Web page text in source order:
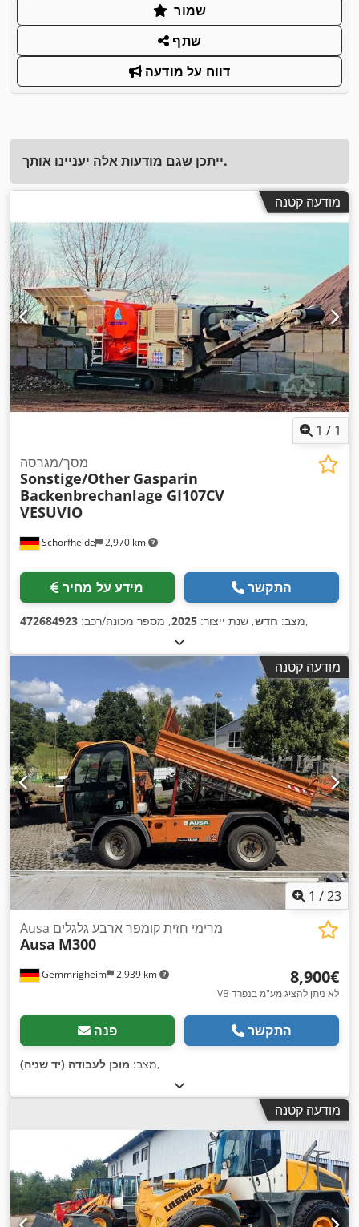
שמור
שתף
דווח על מודעה
ייתכן שגם מודעות אלה יעניינו אותך.
מודעה קטנה
1 / 1
Schorfheide 2,970 km
מסך/מגרסה
Sonstige/Other Gasparin
Backenbrechanlage GI107CV
VESUVIO
מידע על מחיר התקשר
מצב: חדש, שנת ייצור: 2025, מספר מכונה/רכב: 472684923 ,
מודעה קטנה
1 /23
Gemmrigheim 2,939 km
Ausa מרימי חזית קומפר ארבע גלגלים
Ausa M300
‏8,900 ‏€
VB לא ניתן להציג מע"מ בנפרד
פנה התקשר
מצב: מוכן לעבודה (יד שניה) ,
מודעה קטנה